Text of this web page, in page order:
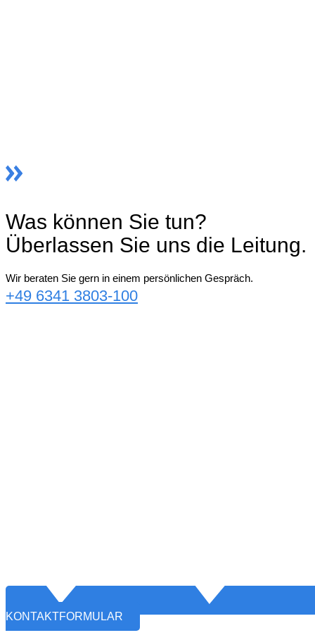
Was können Sie tun?
Überlassen Sie uns die Leitung.
Wir beraten Sie gern in einem persönlichen Gespräch.
+49 6341 3803-100
KONTAKTFORMULAR